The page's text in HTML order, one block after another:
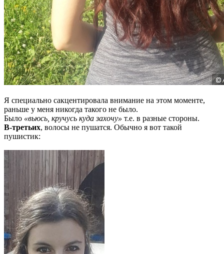
Я специально сакцентировала внимание на этом моменте,
раньше у меня никогда такого не было.
Было «вьюсь, кручусь куда захочу» т.е. в разные стороны.
В-третьих, волосы не пушатся. Обычно я вот такой
пушистик: